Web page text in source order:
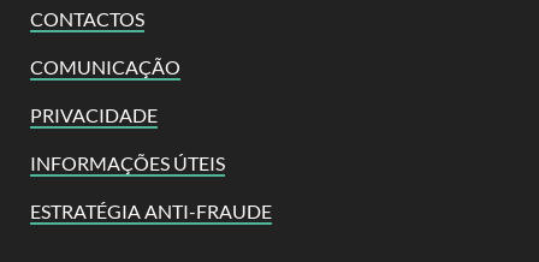
CONTACTOS
COMUNICAÇÃO
PRIVACIDADE
INFORMAÇÕES ÚTEIS
ESTRATÉGIA ANTI-FRAUDE